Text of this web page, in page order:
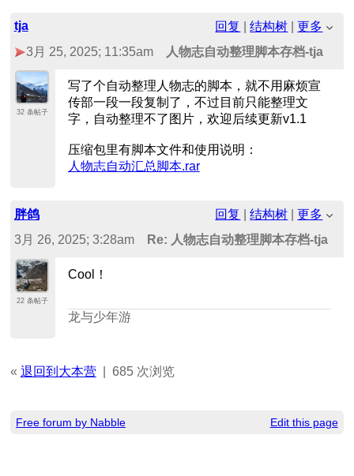
tja 回复 |结构树 |更多
3月 25, 2025; 11:35am
人物志自动整理脚本存档-tja
32 条帖子
写了个自动整理人物志的脚本，就不用麻烦宣
传部一段一段复制了，不过目前只能整理文
字，自动整理不了图片，欢迎后续更新v1.1
压缩包里有脚本文件和使用说明：
人物志自动汇总脚本.rar
胖鸽 回复 |结构树 |更多
3月 26, 2025; 3:28am
Re: 人物志自动整理脚本存档-tja
22 条帖子
Cool！
龙与少年游
« 退回到大本营| 685 次浏览
Free forum by Nabble Edit this page